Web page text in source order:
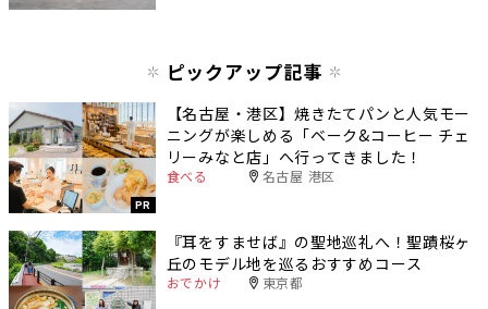
ピックアップ記事
PR
【名古屋・港区】焼きたてパンと人気モー
ニングが楽しめる「ベーク&コーヒー チェ
リーみなと店」へ行ってきました！
食べる 名古屋 港区
『耳をすませば』の聖地巡礼へ！聖蹟桜ヶ
丘のモデル地を巡るおすすめコース
おでかけ 東京都